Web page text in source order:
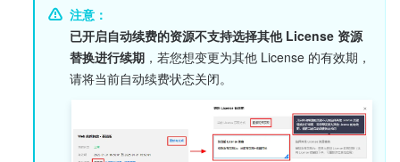
注意：
已开启自动续费的资源不支持选择其他 License 资源
替换进行续期 ，若您想变更为其他 License 的有效期，
请将当前自动续费状态关闭。